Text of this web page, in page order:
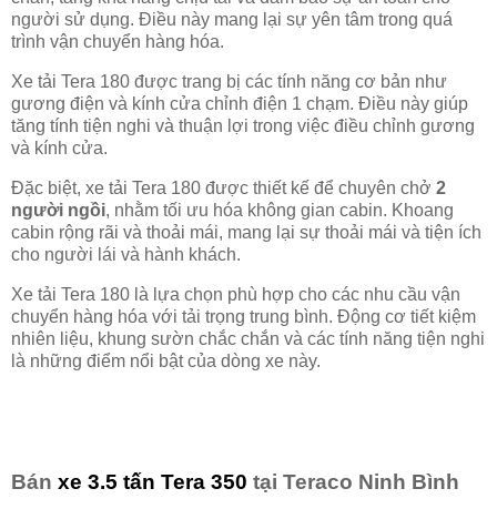
người sử dụng. Điều này mang lại sự yên tâm trong quá
trình vận chuyển hàng hóa.
Xe tải Tera 180 được trang bị các tính năng cơ bản như
gương điện và kính cửa chỉnh điện 1 chạm. Điều này giúp
tăng tính tiện nghi và thuận lợi trong việc điều chỉnh gương
và kính cửa.
Đặc biệt, xe tải Tera 180 được thiết kế để chuyên chở 2
người ngồi, nhằm tối ưu hóa không gian cabin. Khoang
cabin rộng rãi và thoải mái, mang lại sự thoải mái và tiện ích
cho người lái và hành khách.
Xe tải Tera 180 là lựa chọn phù hợp cho các nhu cầu vận
chuyển hàng hóa với tải trọng trung bình. Động cơ tiết kiệm
nhiên liệu, khung sườn chắc chắn và các tính năng tiện nghi
là những điểm nổi bật của dòng xe này.
Bán xe 3.5 tấn Tera 350 tại Teraco Ninh Bình